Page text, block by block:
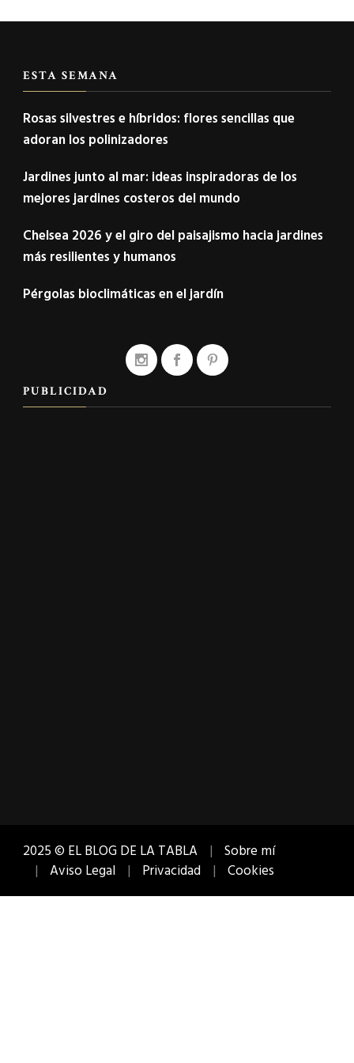
ESTA SEMANA
Rosas silvestres e híbridos: flores sencillas que
adoran los polinizadores
Jardines junto al mar: ideas inspiradoras de los
mejores jardines costeros del mundo
Chelsea 2026 y el giro del paisajismo hacia jardines
más resilientes y humanos
Pérgolas bioclimáticas en el jardín
PUBLICIDAD
2025 © EL BLOG DE LA TABLA
Sobre mí
Aviso Legal
Privacidad Cookies